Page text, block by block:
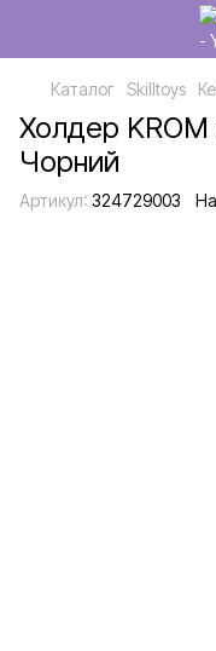
Каталог Skilltoys
Холдер KROM
Чорний
Артикул: 324729003